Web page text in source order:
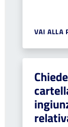
VAI ALLA